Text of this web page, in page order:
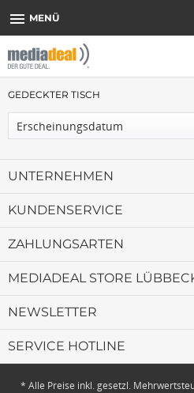
menu MENÜ
GEDECKTER TISCH
UNTERNEHMEN
KUNDENSERVICE
ZAHLUNGSARTEN
MEDIADEAL STORE
NEWSLETTER
SERVICE HOTLINE
* Alle Preise inkl. gesetzl.